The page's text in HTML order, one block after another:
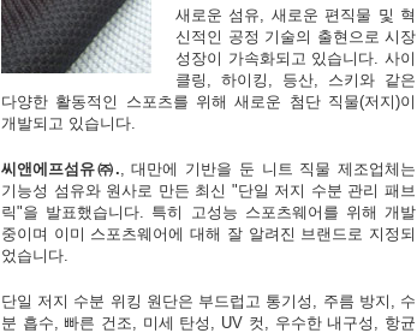
새로운 섬유, 새로운 편직물 및 혁
신적인 공정 기술의 출현으로 시장
성장이 가속화되고 있습니다. 사이
클링, 하이킹, 등산, 스키와 같은
다양한 활동적인 스포츠를 위해 새로운 첨단 직물(저지)이
개발되고 있습니다.
씨앤에프섬유㈜., 대만에 기반을 둔 니트 직물 제조업체는
기능성 섬유와 원사로 만든 최신 "단일 저지 수분 관리 패브
릭"을 발표했습니다. 특히 고성능 스포츠웨어를 위해 개발
중이며 이미 스포츠웨어에 대해 잘 알려진 브랜드로 지정되
었습니다.
단일 저지 수분 위킹 원단은 부드럽고 통기성, 주름 방지, 수
분 흡수, 빠른 건조, 미세 탄성, UV 컷, 우수한 내구성, 항균